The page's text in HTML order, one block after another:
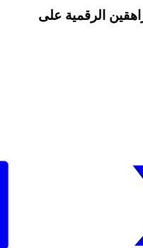
الرقمية على